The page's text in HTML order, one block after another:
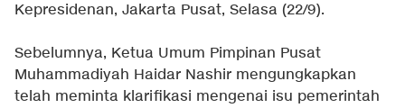
Kepresidenan, Jakarta Pusat, Selasa (22/9).
Sebelumnya, Ketua Umum Pimpinan Pusat
Muhammadiyah Haidar Nashir mengungkapkan
telah meminta klarifikasi mengenai isu pemerintah